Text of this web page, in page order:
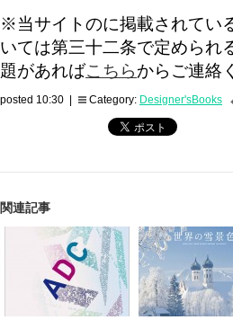
※当サイトのに掲載されてい
いては第三十二条で定められ
題があればこちらからご連絡
posted 10:30 | Category: Designer'sBooks
関連記事